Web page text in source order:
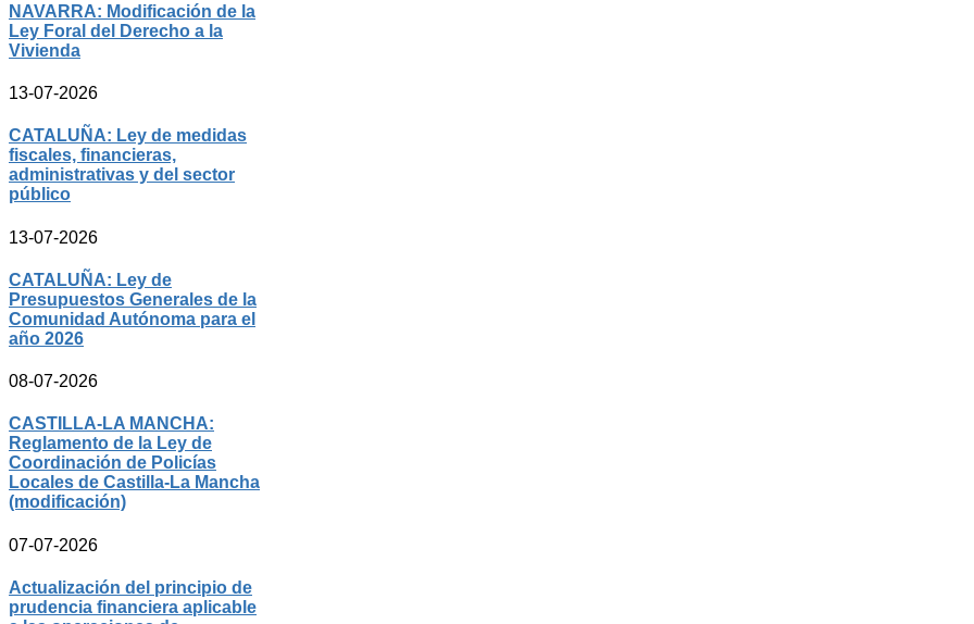
NAVARRA: Modificación de la
Ley Foral del Derecho a la
Vivienda
13-07-2026
CATALUÑA: Ley de medidas
fiscales, financieras,
administrativas y del sector
público
13-07-2026
CATALUÑA: Ley de
Presupuestos Generales de la
Comunidad Autónoma para el
año 2026
08-07-2026
CASTILLA-LA MANCHA:
Reglamento de la Ley de
Coordinación de Policías
Locales de Castilla-La Mancha
(modificación)
07-07-2026
Actualización del principio de
prudencia financiera aplicable